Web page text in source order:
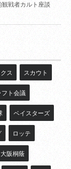
戦者カルト座談
ス スカウト
フト会議
ベイスターズ
ロッテ
大阪桐蔭